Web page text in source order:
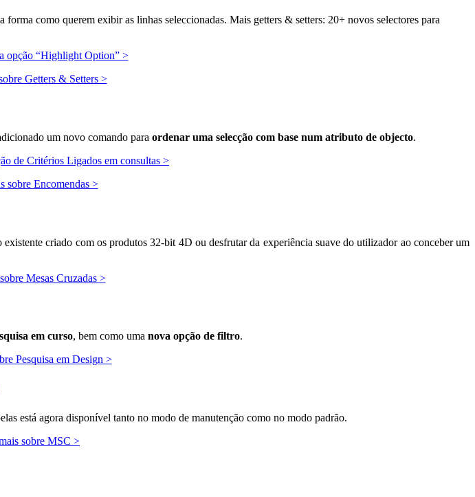
como querem exibir as linhas seleccionadas. Mais getters & setters: 20+ novos selectores para
opção “Highlight Option” >
Getters & Setters >
um novo comando para ordenar uma selecção com base num atributo de objecto.
de Critérios Ligados em consultas >
sobre Encomendas >
existente criado com os produtos 32-bit 4D ou desfrutar da experiência suave do utilizador ao conceber um
Mesas Cruzadas >
em curso, bem como uma nova opção de filtro.
Pesquisa em Design >
está agora disponível tanto no modo de manutenção como no modo padrão.
sobre MSC >